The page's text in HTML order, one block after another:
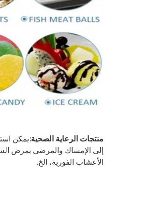
منتجات الرعاية الصحية:
الأعشاب الفورية، الخ.